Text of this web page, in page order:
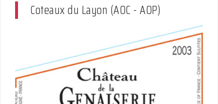
Coteaux du Layon (AOC - AOP)